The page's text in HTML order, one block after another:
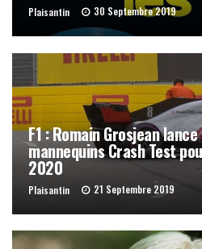
Plaisantin 30 Septembre 2019
F1 : Romain Grosjean
mannequins Crash Test
2020
Plaisantin 21 Septembre 2019